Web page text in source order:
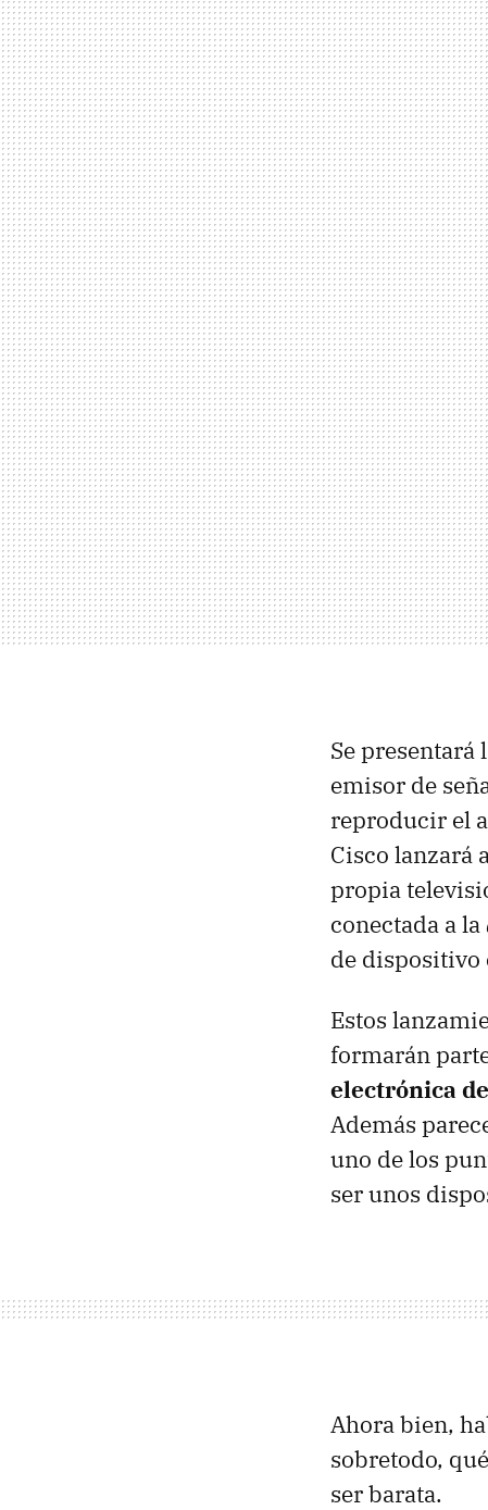
Se presentará
emisor de
reproducir el
Cisco lanzará
propia
conectada a la
de dispositivo
Estos
formarán
electrónica
Además
uno de los
ser unos
Ahora bien,
sobretodo,
ser barata.